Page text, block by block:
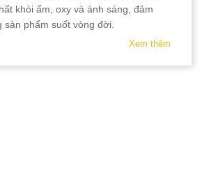
khỏi ẩm, oxy và ánh sáng, đảm
sản phẩm suốt vòng đời.
Xem thêm